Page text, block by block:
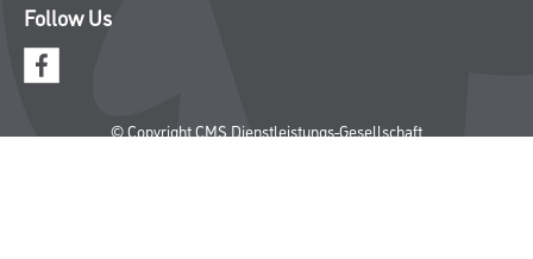
Follow Us
© Copyright CMS Dienstleistungs-Gesellschaft